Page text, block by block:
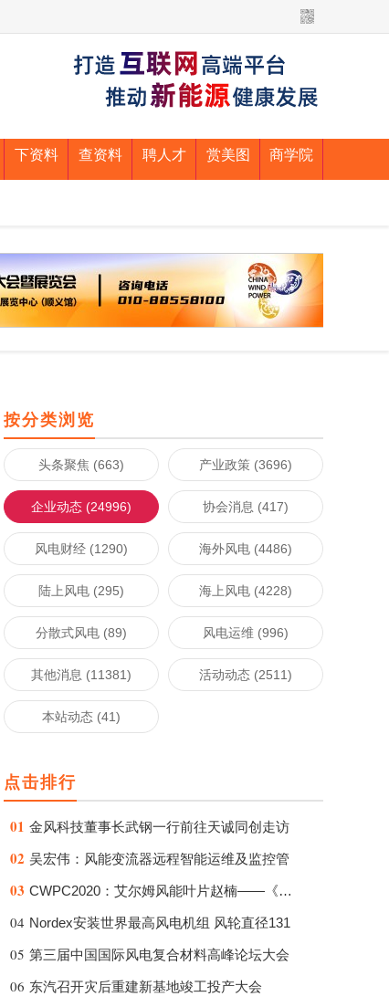
下资料 查资料 聘人才 赏美图 商学院
按分类浏览
头条聚焦 (663) 产业政策 (3696)
企业动态 (24996) 协会消息 (417)
风电财经 (1290) 海外风电 (4486)
陆上风电 (295) 海上风电 (4228)
分散式风电 (89) 风电运维 (996)
其他消息 (11381) 活动动态 (2511)
本站动态 (41)
点击排行
01 金风科技董事长武钢一行前往天诚同创走访
02 吴宏伟：风能变流器远程智能运维及监控管
03 CWPC2020：艾尔姆风能叶片赵楠——《下一
04 Nordex安装世界最高风电机组 风轮直径131
05 第三届中国国际风电复合材料高峰论坛大会
06 东汽召开灾后重建新基地竣工投产大会